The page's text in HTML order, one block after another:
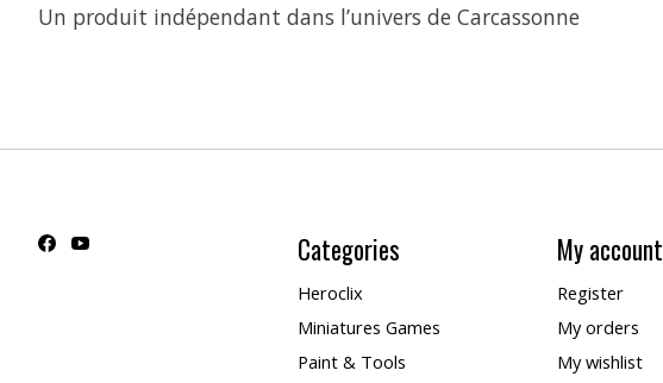
Un produit indépendant dans l’univers de Carcassonne
Categories
Heroclix
Miniatures Games
Paint & Tools
My account
Register
My orders
My wishlist